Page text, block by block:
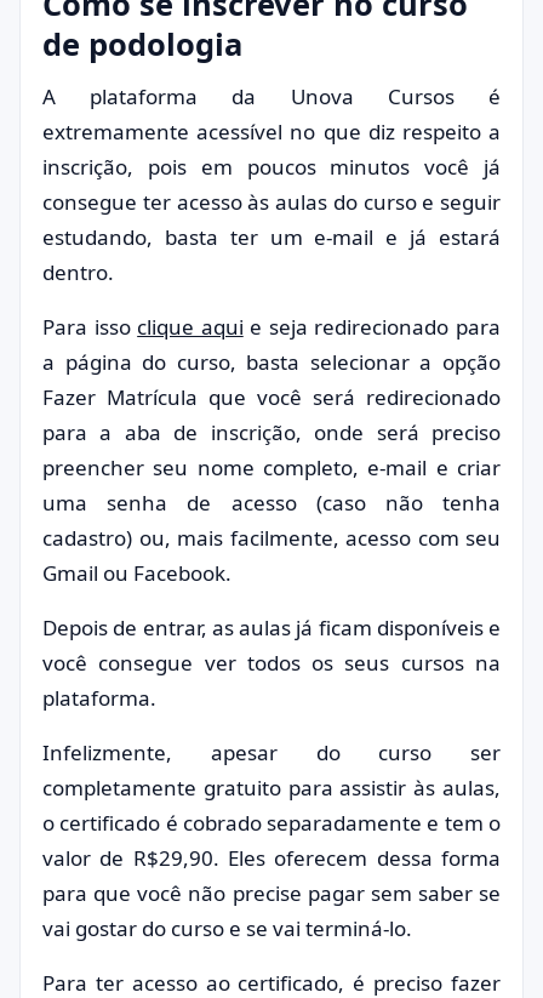
de podologia
A plataforma da Unova Cursos é
extremamente acessível no que diz respeito a
inscrição, pois em poucos minutos você já
consegue ter acesso às aulas do curso e seguir
estudando, basta ter um e-mail e já estará
dentro.
Para isso clique aqui e seja redirecionado para
a página do curso, basta selecionar a opção
Fazer Matrícula que você será redirecionado
para a aba de inscrição, onde será preciso
preencher seu nome completo, e-mail e criar
uma senha de acesso (caso não tenha
cadastro) ou, mais facilmente, acesso com seu
Gmail ou Facebook.
Depois de entrar, as aulas já ficam disponíveis e
você consegue ver todos os seus cursos na
plataforma.
Infelizmente, apesar do curso ser
completamente gratuito para assistir às aulas,
o certificado é cobrado separadamente e tem o
valor de R$29,90. Eles oferecem dessa forma
para que você não precise pagar sem saber se
vai gostar do curso e se vai terminá-lo.
Para ter acesso ao certificado, é preciso fazer